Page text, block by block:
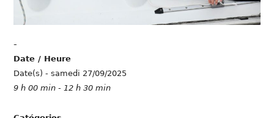
-
Date / Heure
Date(s) - samedi 27/09/2025
9 h 00 min - 12 h 30 min